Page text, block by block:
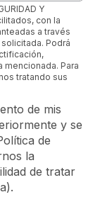
Y
con la
a través
Podrá
Para
tratando sus
de mis
y se
de
la
de tratar